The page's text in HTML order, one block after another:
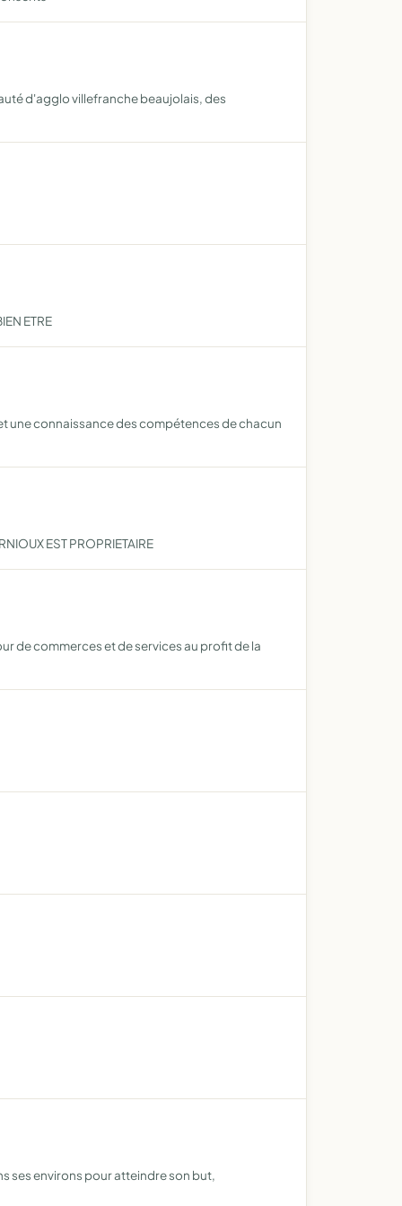
d'agglo villefranche beaujolais, des
ETRE
une connaissance des compétences de chacun
EST PROPRIETAIRE
de commerces et de services au profit de la
ses environs pour atteindre son but,